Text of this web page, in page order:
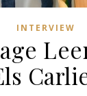
INTERVIEW